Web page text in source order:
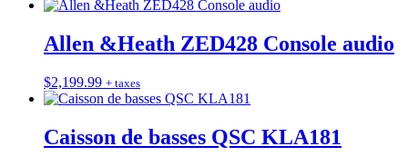
Allen &Heath ZED428 Console audio
$2,199.99 + taxes
Caisson de basses QSC KLA181